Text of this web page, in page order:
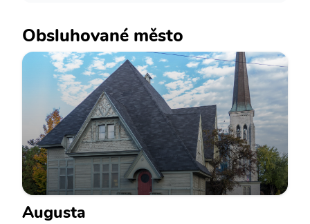
Obsluhované město
Augusta